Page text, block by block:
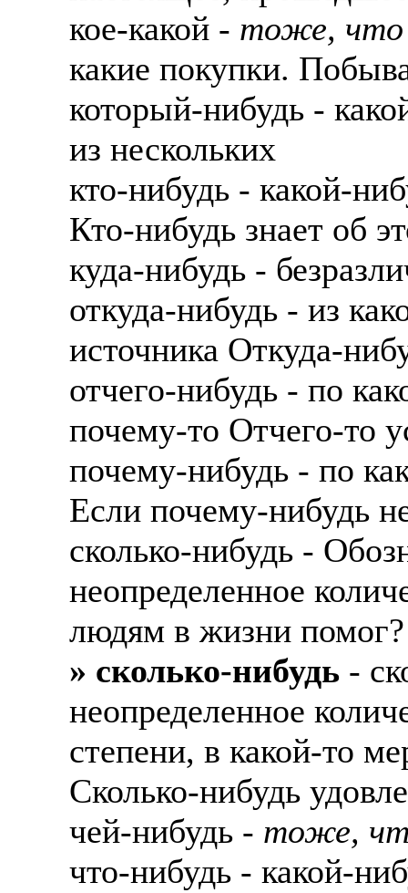
кое-какой - тоже, что
какие покупки.
который-нибудь -
из нескольких
кто-нибудь - какой-
Кто-нибудь знает об
куда-нибудь -
откуда-нибудь - из
источника Откуда-
отчего-нибудь - по
почему-то Отчего-то
почему-нибудь - по
Если почему-нибудь
сколько-нибудь -
неопределенное
людям в жизни помог?
» сколько-нибудь -
неопределенное
степени, в какой-то
Сколько-нибудь
чей-нибудь - тоже,
что-нибудь - какой-